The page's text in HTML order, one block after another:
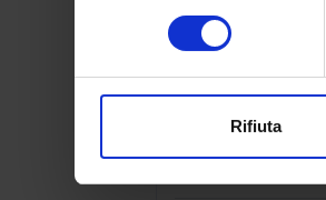
digitali).
modificare o ritirare il tuo
e
Rifiuta
Di Maio G.
Marckmann Georg